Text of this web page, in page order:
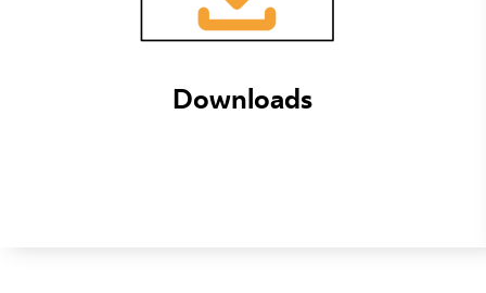
Downloads